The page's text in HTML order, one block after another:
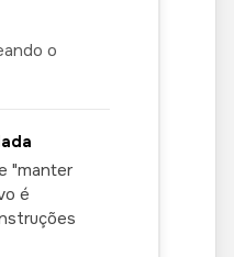
o
"manter
é